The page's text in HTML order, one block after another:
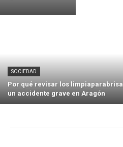
SOCIEDAD
Por qué revisar los
un accidente grave en Aragón